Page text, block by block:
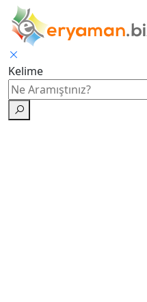
Kelime